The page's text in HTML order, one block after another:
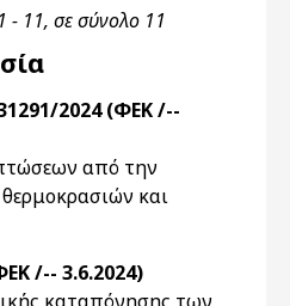
- 11, σε σύνολο 11
2024 (ΦΕΚ /--
από την
και
/-- 3.6.2024)